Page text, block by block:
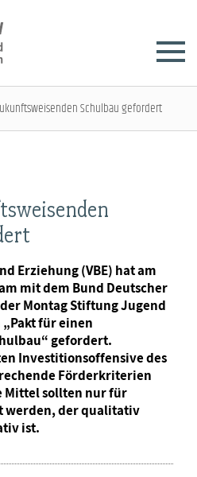
Schulbau gefordert
Erziehung (VBE) hat am
mit dem Bund Deutscher
Montag Stiftung Jugend
für einen
gefordert.
Investitionsoffensive des
Förderkriterien
sollten nur für
werden, der qualitativ
ist.